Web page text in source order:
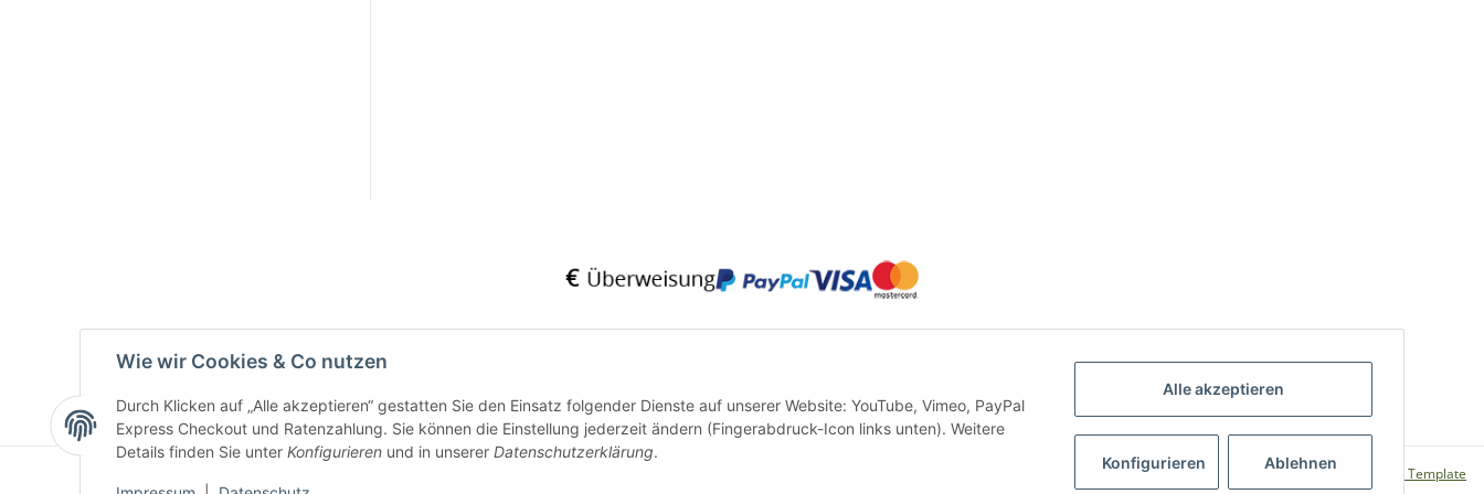
Wie wir Cookies & Co nutzen
Durch Klicken auf „Alle akzeptieren“ gestatten Sie den Einsatz folgender Dienste auf unserer Website: YouTube, Vimeo, PayPal
Express Checkout und Ratenzahlung. Sie können die Einstellung jederzeit ändern (Fingerabdruck-Icon links unten). Weitere
Details finden Sie unter Konfigurieren und in unserer Datenschutzerklärung.
Alle akzeptieren
Konfigurieren Ablehnen
VERTRAG WIDERRUFEN
CLEARIX JTL-Shop Template